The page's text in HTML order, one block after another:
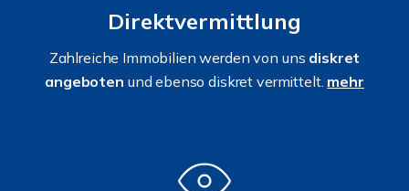
Direktvermittlung
Zahlreiche Immobilien werden von uns diskret
angeboten und ebenso diskret vermittelt. mehr